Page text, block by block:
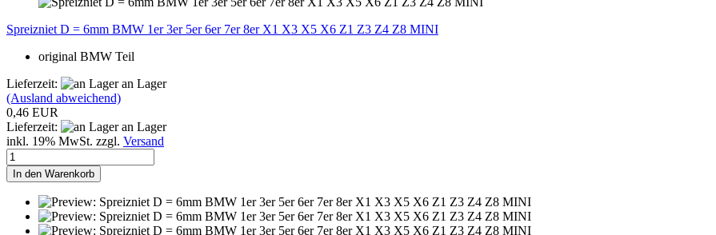
Spreizniet D = 6mm BMW 1er 3er 5er 6er 7er 8er X1 X3 X5 X6 Z1 Z3 Z4 Z8 MINI
original BMW Teil
Lieferzeit:
an Lager
(Ausland abweichend)
0,46 EUR
Lieferzeit:
an Lager
inkl. 19% MwSt. zzgl. Versand
In den Warenkorb